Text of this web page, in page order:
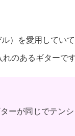
）を愛用してい
のあるギターです
ーが同じでテン